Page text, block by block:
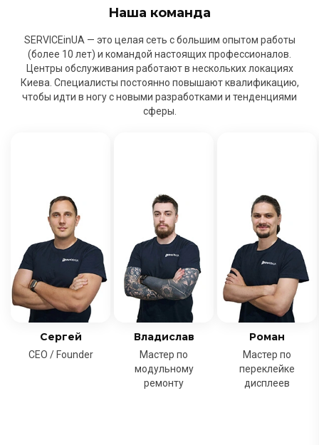
Наша команда
SERVICEinUA — это целая сеть с большим опытом работы
(более 10 лет) и командой настоящих профессионалов.
Центры обслуживания работают в нескольких локациях
Киева. Специалисты постоянно повышают квалификацию,
чтобы идти в ногу с новыми разработками и тенденциями
сферы.
Сергей
CEO / Founder
Владислав
Мастер по
модульному
ремонту
Роман
Мастер по
переклейке
дисплеев